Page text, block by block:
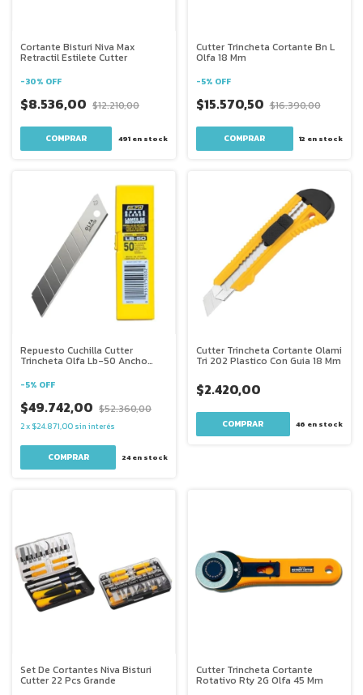
Cortante Bisturi Niva Max
Retractil Estilete Cutter
-30% OFF
$8.536,00 $12.210,00
491en stock
Cutter Trincheta Cortante Bn L
Olfa 18 Mm
-5% OFF
$15.570,50 $16.390,00
12 en stock
Repuesto Cuchilla Cutter
Trincheta Olfa Lb-50 Ancho
-5% OFF
$49.742,00 $52.360,00
2x $24.871,00 sin interés
24en stock
Cutter Trincheta Cortante Olami
Tri 202 Plastico Con Guia 18 Mm
$2.420,00
46 en stock
Set De Cortantes Niva Bisturi
Cutter 22 Pcs Grande
Cutter Trincheta Cortante
Rotativo Rty 2G Olfa 45 Mm